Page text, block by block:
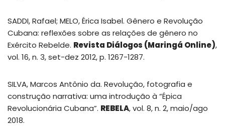
SADDI, Rafael; MELO, Érica Isabel. Gênero e Revolução
Cubana: reflexões sobre as relações de gênero no
Exército Rebelde. Revista Diálogos (Maringá Online),
vol. 16, n. 3, set-dez 2012, p. 1267-1287.
SILVA, Marcos Antônio da. Revolução, fotografia e
construção narrativa: uma introdução à “Épica
Revolucionária Cubana”. REBELA, vol. 8, n. 2, maio/ago
2018.